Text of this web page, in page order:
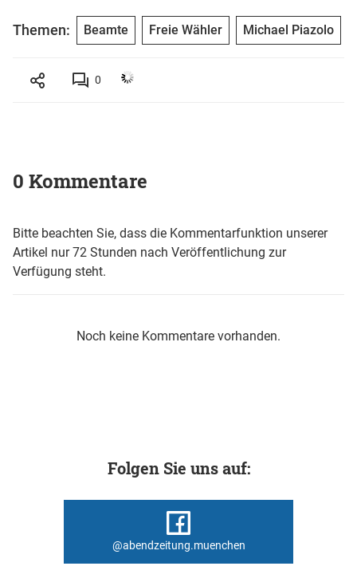
Themen: Beamte Freie Wähler Michael Piazolo
0
0 Kommentare
Bitte beachten Sie, dass die Kommentarfunktion unserer
Artikel nur 72 Stunden nach Veröffentlichung zur
Verfügung steht.
Noch keine Kommentare vorhanden.
Folgen Sie uns auf:
@abendzeitung.muenchen